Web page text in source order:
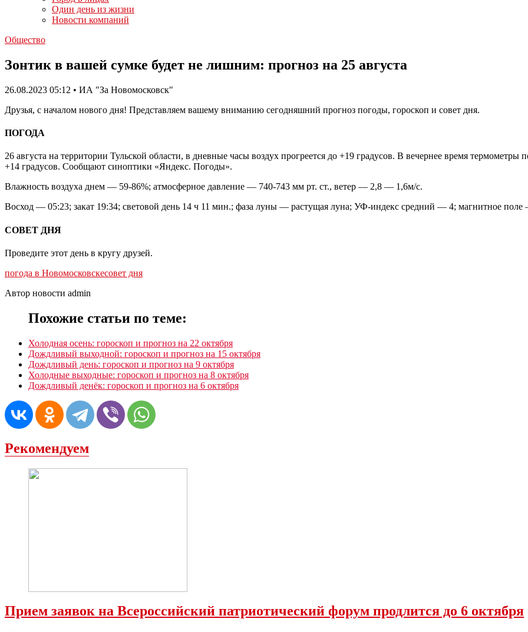
Один день из жизни
Новости компаний
Общество
Зонтик в вашей сумке будет не лишним: прогноз на 25 августа
26.08.2023 05:12 • ИА "За Новомосковск"
Друзья, с началом нового дня! Представляем вашему вниманию сегодняшний прогноз погоды, гороскоп и совет дня.
ПОГОДА
26 августа на территории Тульской области, в дневные часы воздух прогреется до +19 градусов. В вечернее время
+14 градусов. Сообщают синоптики «Яндекс. Погоды».
Влажность воздуха днем — 59-86%; атмосферное давление — 740-743 мм рт. ст., ветер — 2,8 — 1,6м/с.
Восход — 05:23; закат 19:34; световой день 14 ч 11 мин.; фаза луны — растущая луна; УФ-индекс средний — 4; магнитное поле
СОВЕТ ДНЯ
Проведите этот день в кругу друзей.
погода в Новомосковскесовет дня
Автор новости admin
Похожие статьи по теме:
Холодная осень: гороскоп и прогноз на 22 октября
Дождливый выходной: гороскоп и прогноз на 15 октября
Дождливый день: гороскоп и прогноз на 9 октября
Холодные выходные: гороскоп и прогноз на 8 октября
Дождливый денёк: гороскоп и прогноз на 6 октября
Рекомендуем
Прием заявок на Всероссийский патриотический форум продлится до 6 октября